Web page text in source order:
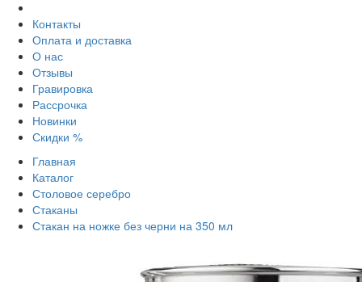
Контакты
Оплата и доставка
О нас
Отзывы
Гравировка
Рассрочка
Новинки
Скидки %
Главная
Каталог
Столовое серебро
Стаканы
Стакан на ножке без черни на 350 мл